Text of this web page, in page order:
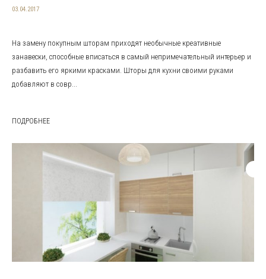
03.04.2017
На замену покупным шторам приходят необычные креативные
занавески, способные вписаться в самый непримечательный интерьер и
разбавить его яркими красками. Шторы для кухни своими руками
добавляют в совр...
ПОДРОБНЕЕ